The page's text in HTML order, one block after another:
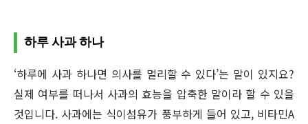
하루 사과 하나
‘하루에 사과 하나면 의사를 멀리할 수 있다’는 말이 있지요?
실제 여부를 떠나서 사과의 효능을 압축한 말이라 할 수 있을
것입니다. 사과에는 식이섬유가 풍부하게 들어 있고, 비타민A